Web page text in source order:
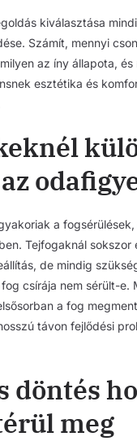
kiválasztása
Számít, mennyi
az íny állapota, és
esztétika és
a
Tejfogaknál sokszor
de mindig
csírája nem sérült-e.
a fog
távon fejlődési
döntés
meg